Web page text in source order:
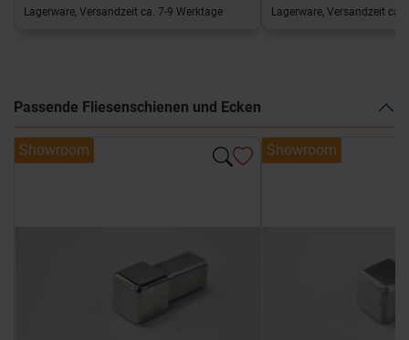
Lagerware, Versandzeit ca. 7-9 Werktage Lagerware, Versandzeit ca.
Passende Fliesenschienen und Ecken
Showroom Showroom